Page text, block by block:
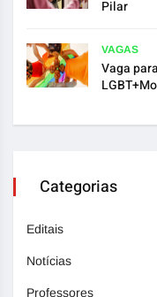
Pilar
VAGAS
Vaga
Categorias
Editais
Notícias
Professores